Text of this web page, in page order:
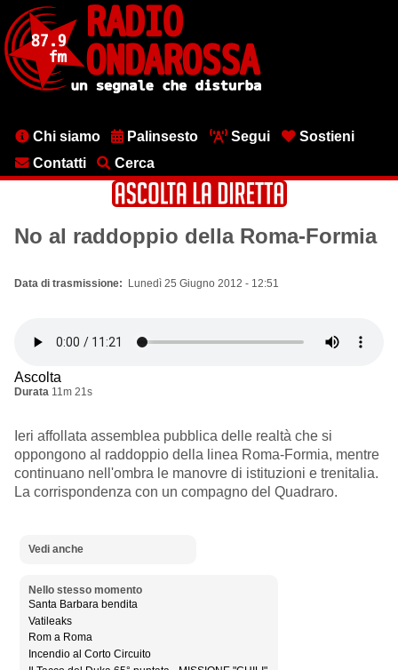
contenuto
principale
MenuChi siamo Palinsesto Segui
Sostieni
Contatti
Cerca
No al raddoppio della Roma-Formia
Data di trasmissione Lunedì 25 Giugno 2012 - 12:51
Ascolta
Durata 11m 21s
Ieri affollata assemblea pubblica delle realtà che si
oppongono al raddoppio della linea Roma-Formia, mentre
continuano nell'ombra le manovre di istituzioni e trenitalia.
La corrispondenza con un compagno del Quadraro.
Vedi anche
Nello stesso momento
Santa Barbara bendita
Vatileaks
Rom a Roma
Incendio al Corto Circuito